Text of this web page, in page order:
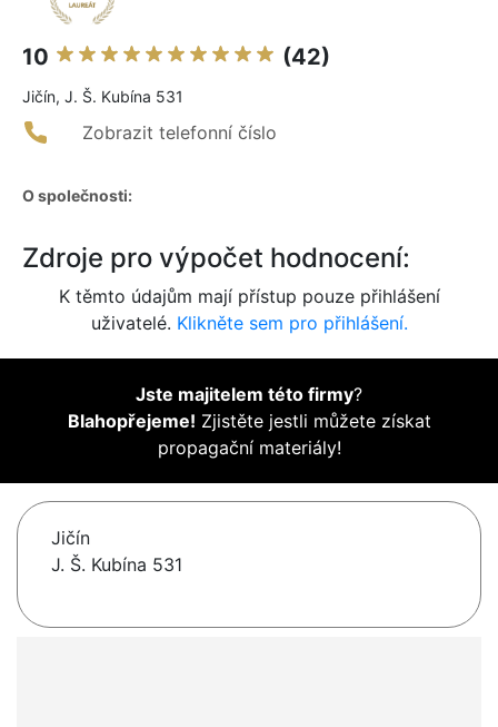
10 (42)
Jičín, J. Š. Kubína 531
Zobrazit telefonní číslo
O společnosti:
Zdroje pro výpočet hodnocení:
K těmto údajům mají přístup pouze přihlášení
uživatelé. Klikněte sem pro přihlášení.
Jste majitelem této firmy?
Blahopřejeme! Zjistěte jestli můžete získat
propagační materiály!
Jičín
J. Š. Kubína 531